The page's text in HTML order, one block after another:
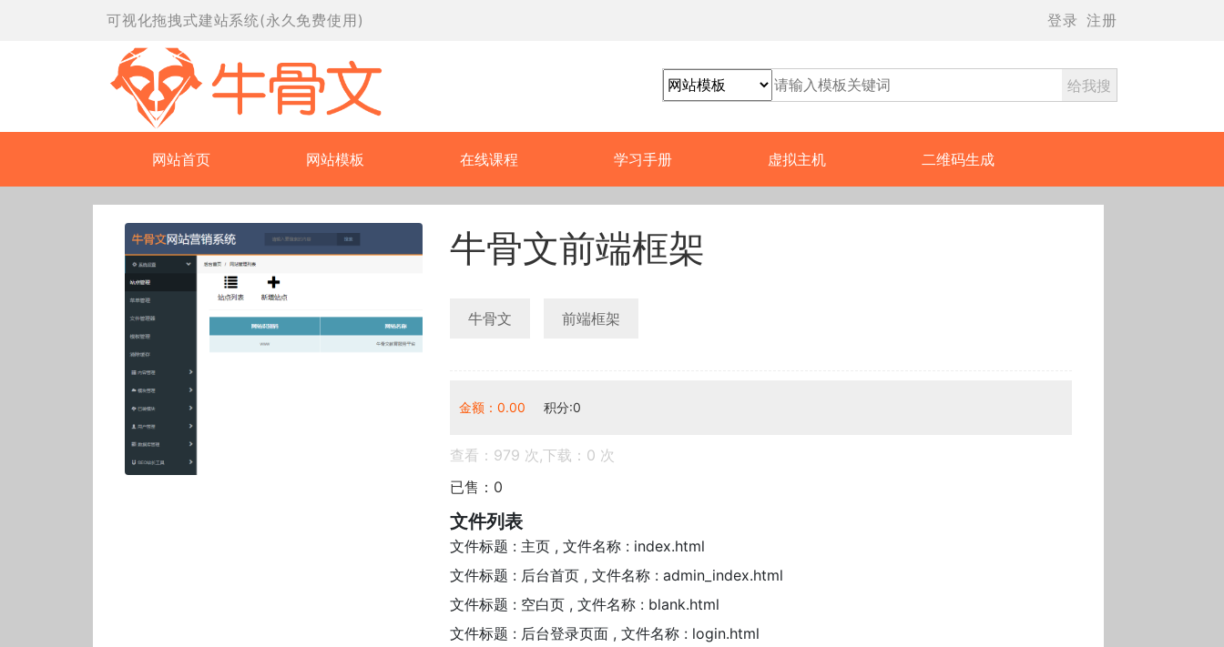
可视化拖拽式建站系统(永久免费使用) 登录 注册
给我搜
网站首页 网站模板 在线课程 学习手册 虚拟主机 二维码生成
牛骨文前端框架
牛骨文 前端框架
金额：0.00 积分:0
查看：979 次,下载：0 次
已售：0
文件列表
文件标题 : 主页 , 文件名称 : index.html
文件标题 : 后台首页 , 文件名称 : admin_index.html
文件标题 : 空白页 , 文件名称 : blank.html
文件标题 : 后台登录页面 , 文件名称 : login.html